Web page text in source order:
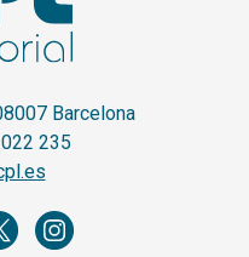
Barcelona
235